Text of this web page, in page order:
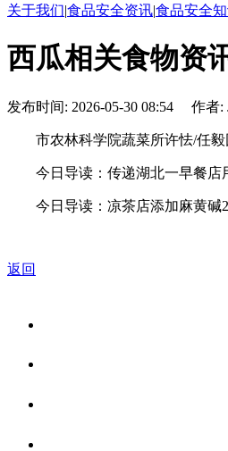
关于我们|食品安全资讯|食品安全
西瓜相关食物资
发布时间: 2026-05-30 08:54 作者:
市农林科学院蔬菜所许怯/任毅
今日导读：传递湖北一早餐店用
今日导读：凉茶店添加麻黄碱2
返回